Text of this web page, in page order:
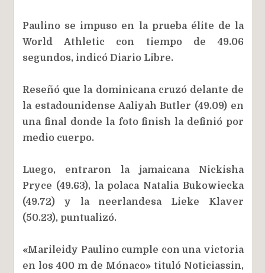
Paulino se impuso en la prueba élite de la
World Athletic con tiempo de 49.06
segundos, indicó Diario Libre.
Reseñó que la dominicana cruzó delante de
la estadounidense Aaliyah Butler (49.09) en
una final donde la foto finish la definió por
medio cuerpo.
Luego, entraron la jamaicana Nickisha
Pryce (49.63), la polaca Natalia Bukowiecka
(49.72) y la neerlandesa Lieke Klaver
(50.23), puntualizó.
«Marileidy Paulino cumple con una victoria
en los 400 m de Mónaco» tituló Noticiassin,